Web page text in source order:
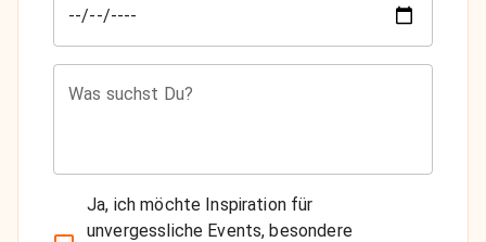
Was suchst Du?
Ja, ich möchte Inspiration für
unvergessliche Events, besondere